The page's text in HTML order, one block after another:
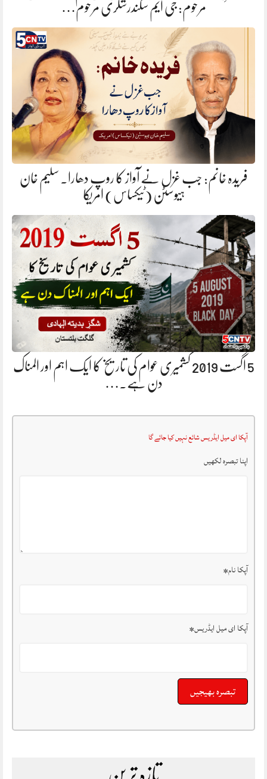
مرحوم: جی ایم سکندرشگری مرحوم…
فریدہ خانم: جب غزل نے آواز کا روپ دھارا. سلیم خان
ہیوسٹن (ٹیکساس) امریکا
5 اگست 2019 کشمیری عوام کی تاریخ کا ایک اہم اور المناک
دن ہے.…
آپکا ای میل ایڈریس شائع نہیں کیا جائے گا
اپنا تبصرہ لکھیں
آپکا نام*
آپکا ای میل ایڈریس*
تازہ ترین